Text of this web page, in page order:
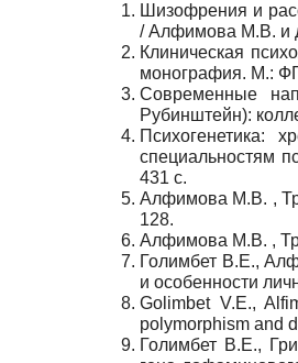
Шизофрения и
/ Алфимова М.В. и
Клиническая
монография. М.:
Современные
Рубинштейн):
Психогенетика:
специальностям
431 с.
Алфимова М.В. ,
128.
Алфимова М.В. ,
Голимбет В.Е.,
и особенности
Golimbet V.E.,
polymorphism and
Голимбет В.Е.,